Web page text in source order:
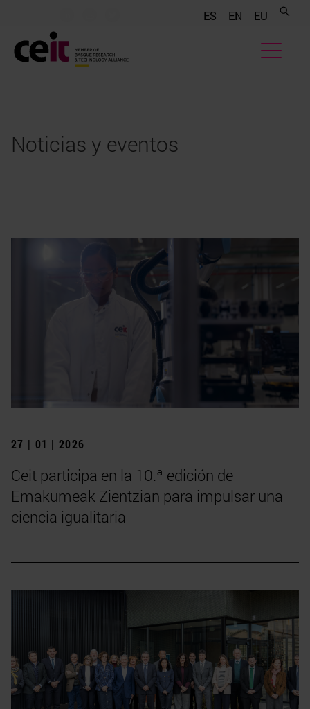
ES EN EU
Noticias y eventos
27 | 01 | 2026
Ceit participa en la 10.ª edición de
Emakumeak Zientzian para impulsar una
ciencia igualitaria